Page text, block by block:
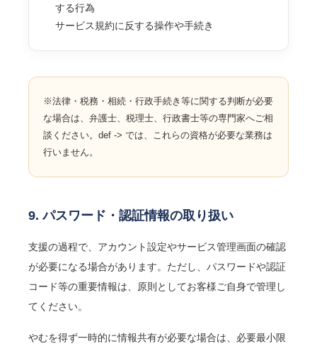
する行為
サービス規約に反する操作や手続き
※法律・税務・相続・行政手続き等に関する判断が必要
な場合は、弁護士、税理士、行政書士等の専門家へご相
談ください。def -> では、これらの資格が必要な業務は
行いません。
9. パスワード・認証情報の取り扱い
支援の過程で、アカウント設定やサービス管理画面の確認
が必要になる場合があります。ただし、パスワードや認証
コード等の重要情報は、原則としてお客様ご自身で管理し
てください。
やむを得ず一時的に情報共有が必要な場合は、必要最小限